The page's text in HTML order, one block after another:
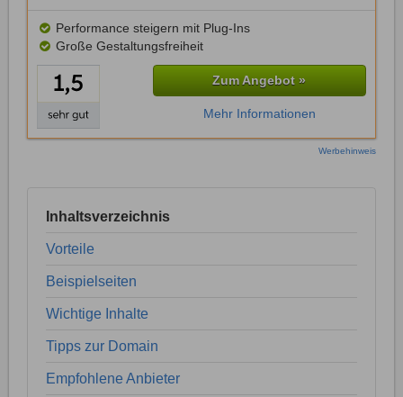
Performance steigern mit Plug-Ins
Große Gestaltungsfreiheit
Zum Angebot »
Mehr Informationen
Werbehinweis
Inhaltsverzeichnis
Vorteile
Beispielseiten
Wichtige Inhalte
Tipps zur Domain
Empfohlene Anbieter